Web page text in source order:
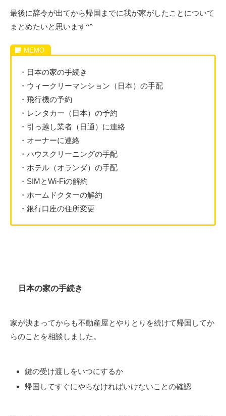
最後に辞令が出てから帰国までに我が家がしたことについて
まとめたいと思います^^
・日本の家の手続き
・ウィークリーマンション（日本）の手配
・飛行機の予約
・レンタカー（日本）の予約
・引っ越し業者（日通）に連絡
・オーナーに連絡
・ハウスクリーニングの手配
・ホテル（オランダ）の手配
・SIMとWi-Fiの解約
・ホームドクターの解約
・銀行口座の住所変更
日本の家の手続き
家が決まってからも不動産屋とやりとりを続けて帰国してか
らのことを相談しました。
鍵の受け渡しをいつにするか
帰国してすぐにやらなければいけないことの確認